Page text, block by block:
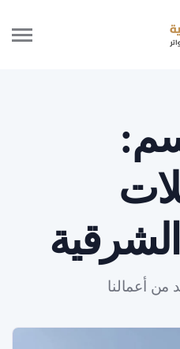
من أعمالنا